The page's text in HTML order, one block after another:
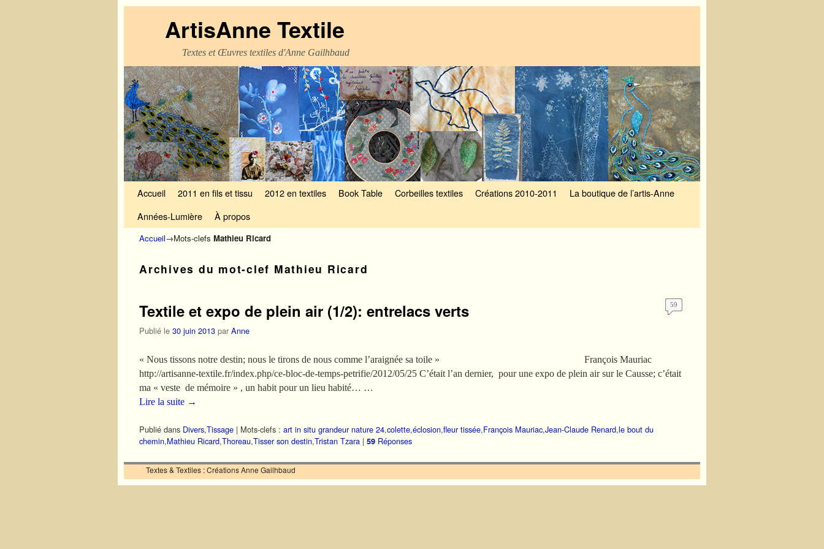
ArtisAnne Textile
Textes et Œuvres textiles d'Anne Gailhbaud
Accueil 2011 en fils et tissu 2012 en textiles Book Table Corbeilles textiles Créations 2010-2011
La boutique de l’artis-Anne
Années-Lumière
À propos
Accueil→Mots-clefs Mathieu Ricard
Archives du mot-clef Mathieu Ricard
Textile et expo de plein air (1/2): entrelacs verts
Publié le 30 juin 2013 par Anne
59
« Nous tissons notre destin; nous le tirons de nous comme l’araignée sa toile » François Mauriac
http://artisanne-textile.fr/index.php/ce-bloc-de-temps-petrifie/2012/05/25 C’était l’an dernier, pour une expo de plein air sur le Causse; c’était
ma « veste de mémoire » , un habit pour un lieu habité… …
Lire la suite →
Publié dans Divers,Tissage | Mots-clefs : art in situ grandeur nature 24,colette,éclosion,fleur tissée,François Mauriac,Jean-Claude Renard,le bout du
chemin,Mathieu Ricard,Thoreau,Tisser son destin,Tristan Tzara | 59 Réponses
Textes & Textiles : Créations Anne Gailhbaud